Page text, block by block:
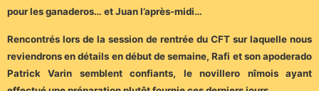
pour les ganaderos… et Juan l’après-midi…
Rencontrés lors de la session de rentrée du CFT sur laquelle nous
reviendrons en détails en début de semaine, Rafi et son apoderado
Patrick Varin semblent confiants, le novillero nîmois ayant